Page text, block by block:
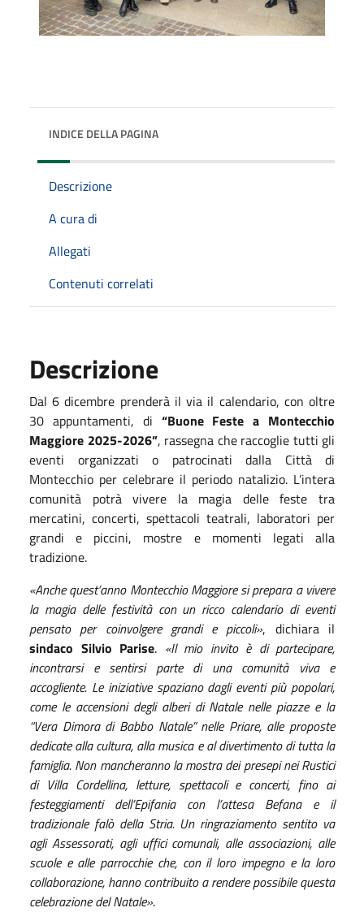
INDICE DELLA PAGINA
Descrizione
A cura di
Allegati
Contenuti correlati
Descrizione
Dal 6 dicembre prenderà il via il calendario, con oltre
30 appuntamenti, di “Buone Feste a Montecchio
Maggiore 2025-2026”, rassegna che raccoglie tutti gli
eventi organizzati o patrocinati dalla Città di
Montecchio per celebrare il periodo natalizio. L’intera
comunità potrà vivere la magia delle feste tra
mercatini, concerti, spettacoli teatrali, laboratori per
grandi e piccini, mostre e momenti legati alla
tradizione.
«Anche quest’anno Montecchio Maggiore si prepara a vivere
la magia delle festività con un ricco calendario di eventi
pensato per coinvolgere grandi e piccoli», dichiara il
sindaco Silvio Parise. «Il mio invito è di partecipare,
incontrarsi e sentirsi parte di una comunità viva e
accogliente. Le iniziative spaziano dagli eventi più popolari,
come le accensioni degli alberi di Natale nelle piazze e la
“Vera Dimora di Babbo Natale” nelle Priare, alle proposte
dedicate alla cultura, alla musica e al divertimento di tutta la
famiglia. Non mancheranno la mostra dei presepi nei Rustici
di Villa Cordellina, letture, spettacoli e concerti, fino ai
festeggiamenti dell’Epifania con l’attesa Befana e il
tradizionale falò della Stria. Un ringraziamento sentito va
agli Assessorati, agli uffici comunali, alle associazioni, alle
scuole e alle parrocchie che, con il loro impegno e la loro
collaborazione, hanno contribuito a rendere possibile questa
celebrazione del Natale».